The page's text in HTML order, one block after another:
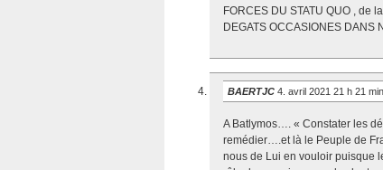
FORCES DU STATU QUO , de
DEGATS OCCASIONES DANS
BAERTJC 4. avril 2021 21 h 21 min
A Batlymos…. « Constater les
remédier….et là le Peuple de
nous de Lui en vouloir puisque